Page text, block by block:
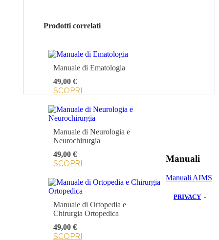
Prodotti correlati
Manuale di Ematologia
49,00 €
SCOPRI
Manuale di Neurologia e
Neurochirurgia
49,00 €
SCOPRI
Manuale di Ortopedia e
Chirurgia Ortopedica
49,00 €
SCOPRI
Manuali
Manuali AIMS
PRIVACY -